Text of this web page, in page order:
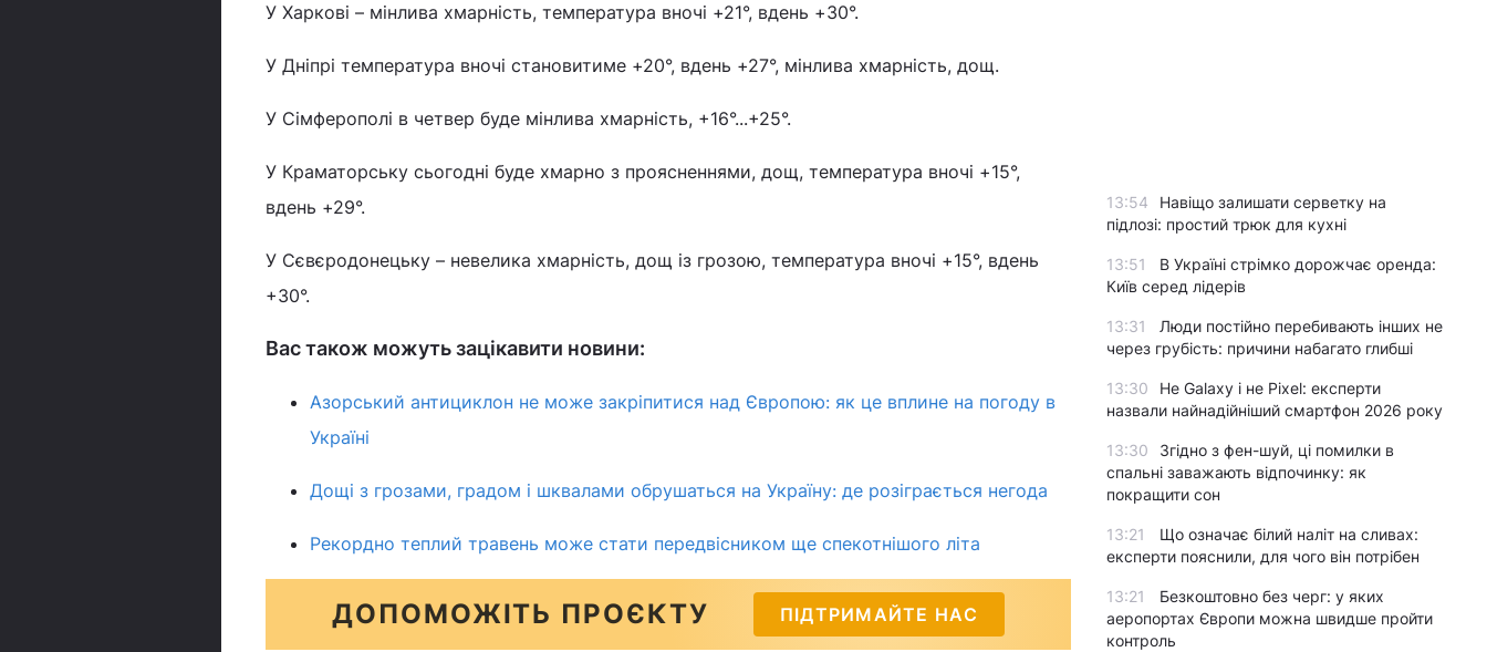
У Харкові – мінлива хмарність, температура вночі +21°, вдень +30°.
У Дніпрі температура вночі становитиме +20°, вдень +27°, мінлива хмарність, дощ.
У Сімферополі в четвер буде мінлива хмарність, +16°...+25°.
У Краматорську сьогодні буде хмарно з проясненнями, дощ, температура вночі +15°,
вдень +29°.
У Сєвєродонецьку – невелика хмарність, дощ із грозою, температура вночі +15°, вдень
+30°.
Вас також можуть зацікавити новини:
Азорський антициклон не може закріпитися над Європою: як це вплине на погоду в
Україні
Дощі з грозами, градом і шквалами обрушаться на Україну: де розіграється негода
Рекордно теплий травень може стати передвісником ще спекотнішого літа
ДОПОМОЖІТЬ ПРОЄКТУ ПІДТРИМАЙТЕ НАС
13:54
Навіщо залишати серветку на
підлозі: простий трюк для кухні
13:51
В Україні стрімко дорожчає оренда:
Київ серед лідерів
13:31
Люди постійно перебивають інших не
через грубість: причини набагато глибші
13:30
Не Galaxy і не Pixel: експерти
назвали найнадійніший смартфон 2026 року
13:30
Згідно з фен-шуй, ці помилки в
спальні заважають відпочинку: як
покращити сон
13:21
Що означає білий наліт на сливах:
експерти пояснили, для чого він потрібен
13:21
Безкоштовно без черг: у яких
аеропортах Європи можна швидше пройти
контроль